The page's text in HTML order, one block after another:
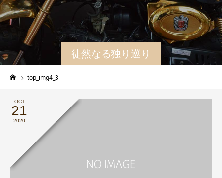
徒然なる独り巡り
top_img4_3
OCT
21
2020